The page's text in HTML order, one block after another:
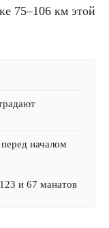
75–106 км этой
началом
и 67 манатов